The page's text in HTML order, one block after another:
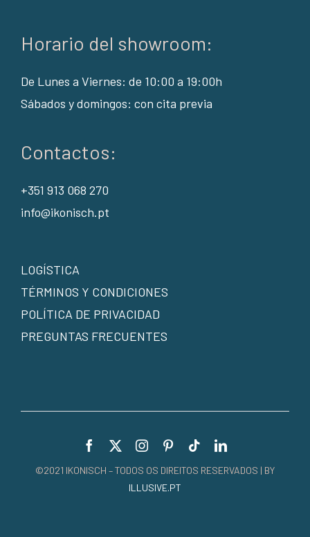
Horario del showroom:
De Lunes a Viernes: de 10:00 a 19:00h
Sábados y domingos: con cita previa
Contactos:
+351 913 068 270
info@ikonisch.pt
LOGÍSTICA
TÉRMINOS Y CONDICIONES
POLÍTICA DE PRIVACIDAD
PREGUNTAS FRECUENTES
©2021 IKONISCH – TODOS OS DIREITOS RESERVADOS | BY
ILLUSIVE.PT